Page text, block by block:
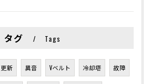
タグ Tags
更新 異音 Vベルト 冷却塔 故障